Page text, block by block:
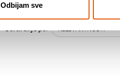
Odbijam sve
Sortiranje po: